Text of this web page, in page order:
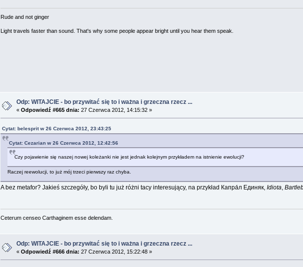
Rude and not ginger
Light travels faster than sound. That's why some people appear bright until you hear them speak.
Odp: WITAJCIE - bo przywitać się to i ważna i grzeczna rzecz ...
«Odpowiedź #665 dnia: 27 Czerwca 2012, 14:15:32 »
Cytat: belesprit w 26 Czerwca 2012, 23:43:25
Cytat: Cezarian w 26 Czerwca 2012, 12:42:56
Czy pojawienie się naszej nowej koleżanki nie jest jednak kolejnym przykładem na istnienie ewolucji?
Raczej reewolucji, to już mój trzeci pierwszy raz chyba.
A bez metafor? Jakieś szczegóły, bo byli tu już różni tacy interesujący, na przykład Капра́л Единяк, Idiota,
Ceterum censeo Carthaginem esse delendam.
Odp: WITAJCIE - bo przywitać się to i ważna i grzeczna rzecz ...
«Odpowiedź #666 dnia: 27 Czerwca 2012, 15:22:48 »